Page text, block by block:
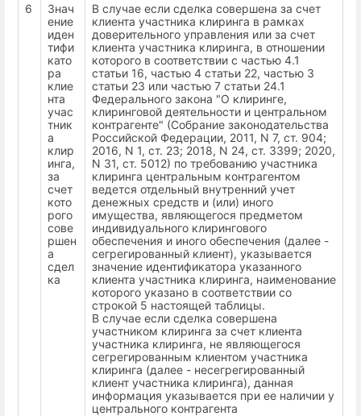
6
Знач
ение
иден
тифи
като
ра
клие
нта
учас
тник
а
клир
инга,
за
счет
кото
рого
сове
ршен
а
сдел
ка
В случае если сделка совершена за счет
клиента участника клиринга в рамках
доверительного управления или за счет
клиента участника клиринга, в отношении
которого в соответствии с частью 4.1
статьи 16, частью 4 статьи 22, частью 3
статьи 23 или частью 7 статьи 24.1
Федерального закона "О клиринге,
клиринговой деятельности и центральном
контрагенте" (Собрание законодательства
Российской Федерации, 2011, N 7, ст. 904;
2016, N 1, ст. 23; 2018, N 24, ст. 3399; 2020,
N 31, ст. 5012) по требованию участника
клиринга центральным контрагентом
ведется отдельный внутренний учет
денежных средств и (или) иного
имущества, являющегося предметом
индивидуального клирингового
обеспечения и иного обеспечения (далее -
сегрегированный клиент), указывается
значение идентификатора указанного
клиента участника клиринга, наименование
которого указано в соответствии со
строкой 5 настоящей таблицы.
В случае если сделка совершена
участником клиринга за счет клиента
участника клиринга, не являющегося
сегрегированным клиентом участника
клиринга (далее - несегрегированный
клиент участника клиринга), данная
информация указывается при ее наличии у
центрального контрагента